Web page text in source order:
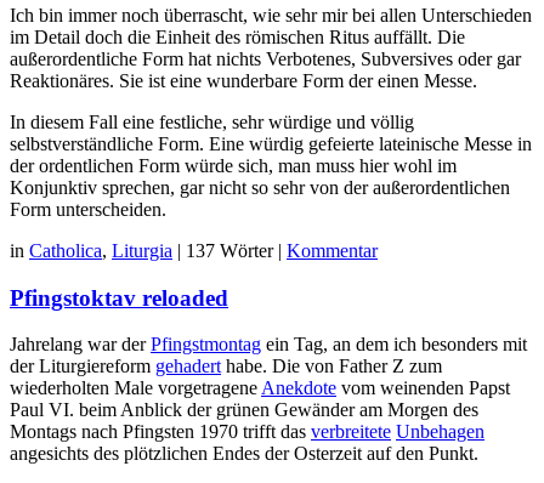
Ich bin immer noch überrascht, wie sehr mir bei allen Unterschieden
im Detail doch die Einheit des römischen Ritus auffällt. Die
außerordentliche Form hat nichts Verbotenes, Subversives oder gar
Reaktionäres. Sie ist eine wunderbare Form der einen Messe.
In diesem Fall eine festliche, sehr würdige und völlig
selbstverständliche Form. Eine würdig gefeierte lateinische Messe in
der ordentlichen Form würde sich, man muss hier wohl im
Konjunktiv sprechen, gar nicht so sehr von der außerordentlichen
Form unterscheiden.
in Catholica, Liturgia | 137 Wörter | Kommentar
Pfingstoktav reloaded
Jahrelang war derPfingstmontag ein Tag, an dem ich besonders mit
der Liturgiereform gehaderthabe. Die von Father Z zum
wiederholten Male vorgetrageneAnekdote vom weinenden Papst
Paul VI. beim Anblick der grünen Gewänder am Morgen des
Montags nach Pfingsten 1970 trifft das verbreitete Unbehagen
angesichts des plötzlichen Endes der Osterzeit auf den Punkt.